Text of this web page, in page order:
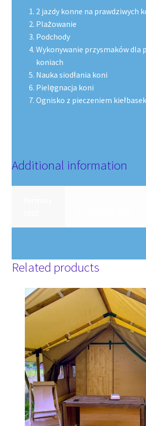
2 jazdy konne na prawdziwych
Plażowanie
Podchody
Wykonywanie przysmaków dla
koniach
Nauka siodłania koni
Pielęgnacja koni
Ognisko z pieczeniem kiełbasek
Additional information
Related products